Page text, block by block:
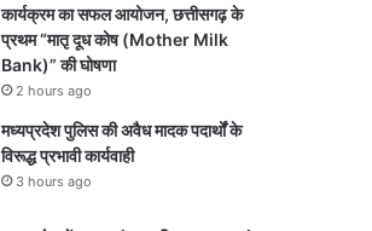
कार्यक्रम का सफल आयोजन, छत्तीसगढ़ के
प्रथम “मातृ दूध कोष (Mother Milk
Bank)” की घोषणा
2 hours ago
मध्यप्रदेश पुलिस की अवैध मादक पदार्थों के
विरूद्ध प्रभावी कार्यवाही
3 hours ago